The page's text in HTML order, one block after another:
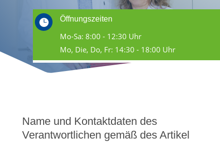
 Öffnungszeiten
Mo-Sa: 8:00 - 12:30 Uhr
Mo, Die, Do, Fr: 14:30 - 18:00 Uhr
Name und Kontaktdaten des
Verantwortlichen gemäß des Artikel